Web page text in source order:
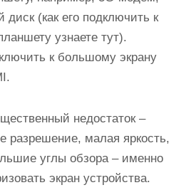
(как его подключить к
узнаете тут).
к большому экрану
недостаток –
разрешение, малая яркость,
углы обзора – именно
экран устройства.